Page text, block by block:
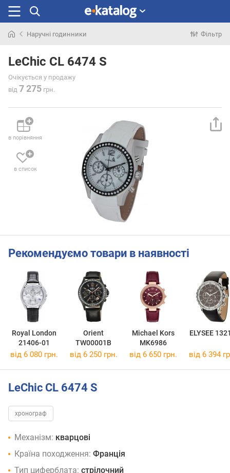
раніше
Наручні годинники Фільтр
LeChic CL 6474 S
Очікується у продажу
від 7 275 грн.
в порівняння
в список
Рекомендуємо товари в наявності
Royal London
21406-01
Orient
TW00001B
Michael Kors
MK6986
ELYSEE
від 6 080 грн. від 6 250 грн. від 6 650 грн. від 6 394
LeChic CL 6474 S
хронограф
Механізм: кварцові
Країна походження: Франція
Тип циферблата: стрілочний